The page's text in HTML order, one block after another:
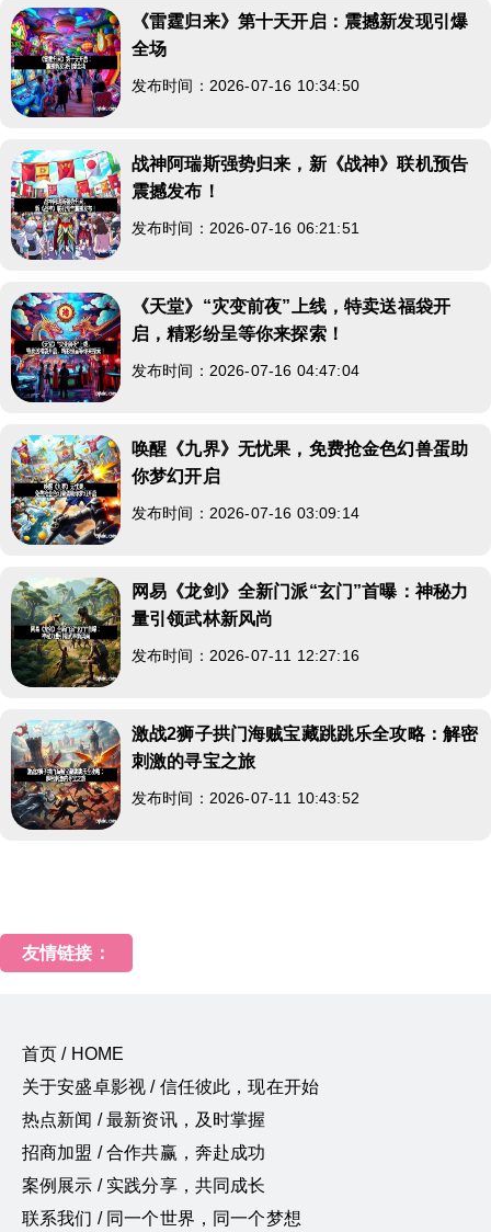
《雷霆归来》第十天开启：震撼新发现引爆
全场
发布时间：2026-07-16 10:34:50
战神阿瑞斯强势归来，新《战神》联机预告
震撼发布！
发布时间：2026-07-16 06:21:51
《天堂》“灾变前夜”上线，特卖送福袋开
启，精彩纷呈等你来探索！
发布时间：2026-07-16 04:47:04
唤醒《九界》无忧果，免费抢金色幻兽蛋助
你梦幻开启
发布时间：2026-07-16 03:09:14
网易《龙剑》全新门派“玄门”首曝：神秘力
量引领武林新风尚
发布时间：2026-07-11 12:27:16
激战2狮子拱门海贼宝藏跳跳乐全攻略：解密
刺激的寻宝之旅
发布时间：2026-07-11 10:43:52
友情链接：
首页 / HOME
关于安盛卓影视 / 信任彼此，现在开始
热点新闻 / 最新资讯，及时掌握
招商加盟 / 合作共赢，奔赴成功
案例展示 / 实践分享，共同成长
联系我们 / 同一个世界，同一个梦想